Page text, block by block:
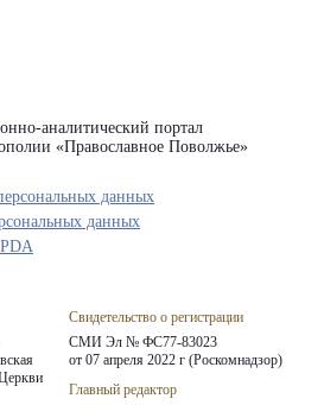
аналитический портал
«Православное Поволжье»
Свидетельство о регистрации
СМИ Эл № ФС77-83023
от 07 апреля 2022 г (Роскомнадзор)
Главный редактор
данных
данных